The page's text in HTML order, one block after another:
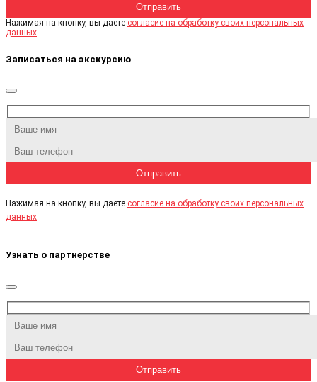
Нажимая на кнопку, вы даете согласие на обработку своих персональных
данных
Записаться на экскурсию
Нажимая на кнопку, вы даете согласие на обработку своих персональных
данных
Узнать о партнерстве